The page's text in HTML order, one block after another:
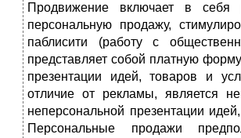
Продвижение включает в себя
персональную продажу,
паблисити (работу с
представляет собой платную
презентации идей, товаров и
отличие от рекламы, является
неперсональной презентации
Персональные продажи